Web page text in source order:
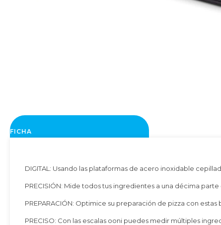
FICHA
DIGITAL: Usando las plataformas de acero inoxidable
PRECISIÓN: Mide todos tus ingredientes a una décima
PREPARACIÓN: Optimice su preparación de pizza con
PRECISO: Con las escalas ooni puedes medir múltiples